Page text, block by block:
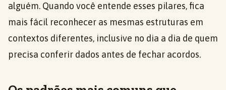
alguém. Quando você entende esses pilares, fica
mais fácil reconhecer as mesmas estruturas em
contextos diferentes, inclusive no dia a dia de quem
precisa conferir dados antes de fechar acordos.